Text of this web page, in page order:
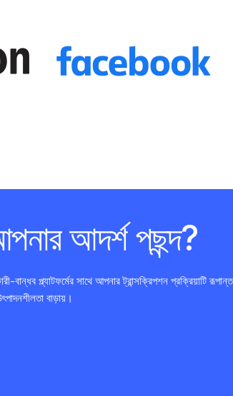
আদর্শ পছন্দ?
প্ল্যাটফর্মের সাথে আপনার ট্রান্সক্রিপশন প্রক্রিয়াটি
বাড়ায়।